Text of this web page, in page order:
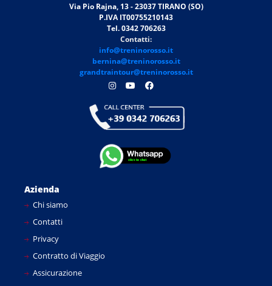
Via Pio Rajna, 13 - 23037 TIRANO (SO)
P.IVA IT00755210143
Tel. 0342 706263
Contatti:
info@treninorosso.it
bernina@treninorosso.it
grandtraintour@treninorosso.it
Azienda
Chi siamo
Contatti
Privacy
Contratto di Viaggio
Assicurazione